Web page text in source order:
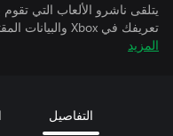
يتلقى ناشرو الألعاب التي
تعريفك في Xbox والبيانات المقترنة بينما تمارس الألعاب.
المزيد
التفاصيل